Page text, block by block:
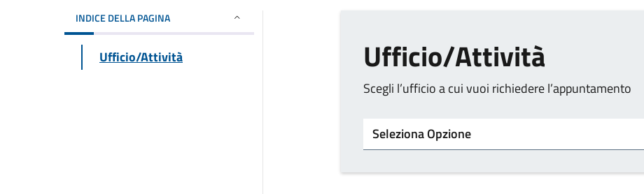
INDICE DELLA PAGINA
Ufficio/Attività Ufficio/Attività
Scegli l’ufficio a cui vuoi richiedere l’appuntamento